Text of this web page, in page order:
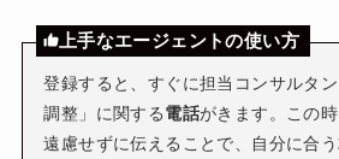
上手なエージェントの使い方
登録すると、すぐに担当コンサルタ
調整」に関する電話がきます。この
遠慮せずに伝えることで、自分に合